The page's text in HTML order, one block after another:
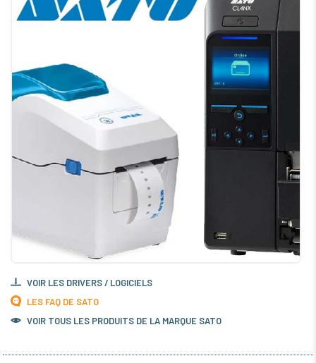
VOIR LES DRIVERS / LOGICIELS
LES FAQ DE SATO
VOIR TOUS LES PRODUITS DE LA MARQUE SATO